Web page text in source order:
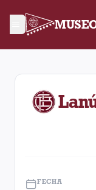
Fecha 38. Partido
FECHA